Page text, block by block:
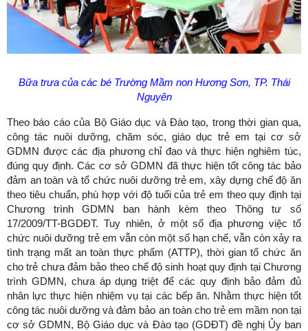
Bữa trưa của các bé Trường Mầm non Hương Sơn, TP. Thái
Nguyên
Theo báo cáo của Bộ Giáo dục và Đào tạo, trong thời gian qua,
công tác nuôi dưỡng, chăm sóc, giáo dục trẻ em tại cơ sở
GDMN được các địa phương chỉ đạo và thực hiện nghiêm túc,
đúng quy định. Các cơ sở GDMN đã thực hiện tốt công tác bảo
đảm an toàn và tổ chức nuôi dưỡng trẻ em, xây dựng chế độ ăn
theo tiêu chuẩn, phù hợp với độ tuổi của trẻ em theo quy định tại
Chương trình GDMN ban hành kèm theo Thông tư số
17/2009/TT-BGDĐT. Tuy nhiên, ở một số địa phương việc tổ
chức nuôi dưỡng trẻ em vẫn còn một số hạn chế, vẫn còn xảy ra
tình trạng mất an toàn thực phẩm (ATTP), thời gian tổ chức ăn
cho trẻ chưa đảm bảo theo chế độ sinh hoạt quy định tại Chương
trình GDMN, chưa áp dụng triệt để các quy định bảo đảm đủ
nhân lực thực hiện nhiệm vụ tại các bếp ăn. Nhằm thực hiện tốt
công tác nuôi dưỡng và đảm bảo an toàn cho trẻ em mầm non tại
cơ sở GDMN, Bộ Giáo dục và Đào tạo (GDĐT) đề nghị Ủy ban